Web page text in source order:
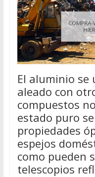
El aluminio se
aleado con
compuestos
estado puro
propiedades
espejos
como pueden
telescopios